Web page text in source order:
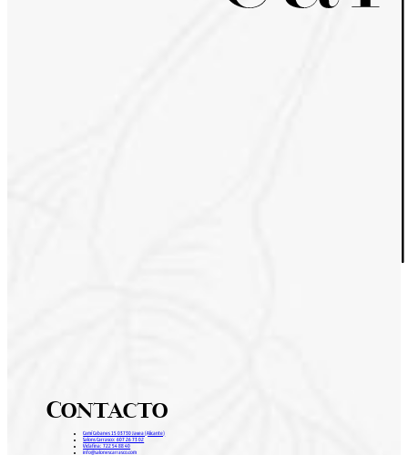
Contacto
Camí Cabanes 15 03730 Javea (Alicante)
Salons Carrasco: 607 26 73 02
Vidafina: 722 54 88 40
info@salonescarrasco.com